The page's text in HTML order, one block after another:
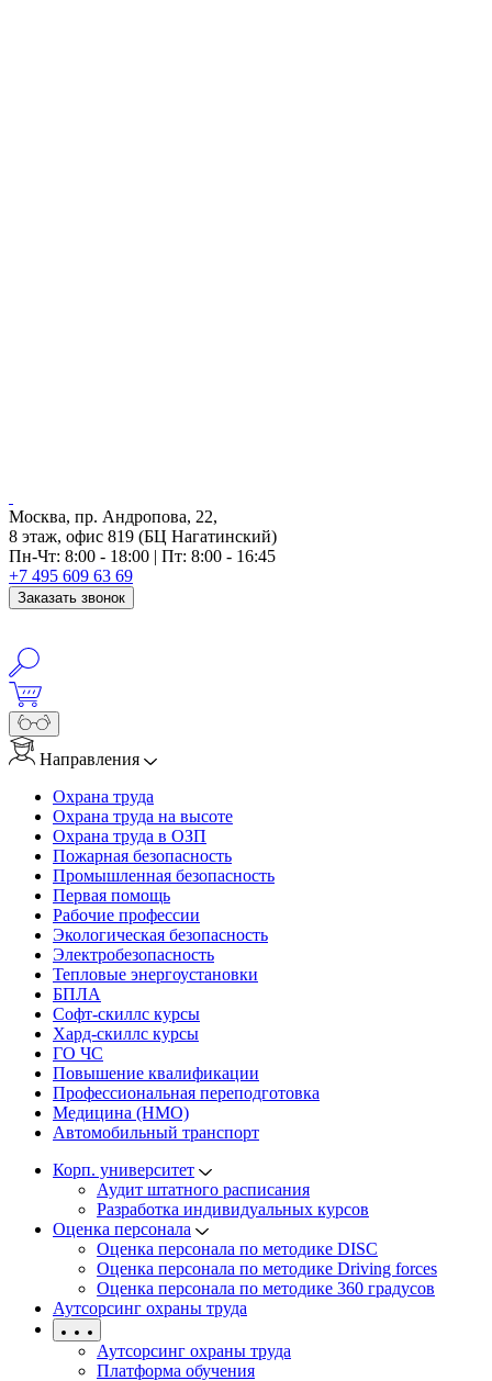
Москва, пр. Андропова, 22,
8 этаж, офис 819 (БЦ Нагатинский)
Пн-Чт: 8:00 - 18:00 | Пт: 8:00 - 16:45
+7 495 609 63 69
Заказать звонок
Направления
Охрана труда
Охрана труда на высоте
Охрана труда в ОЗП
Пожарная безопасность
Промышленная безопасность
Первая помощь
Рабочие профессии
Экологическая безопасность
Электробезопасность
Тепловые энергоустановки
БПЛА
Софт-скиллс курсы
Хард-скиллс курсы
ГО ЧС
Повышение квалификации
Профессиональная переподготовка
Медицина (НМО)
Автомобильный транспорт
Корп. университет
Аудит штатного расписания
Разработка индивидуальных курсов
Оценка персонала
Оценка персонала по методике DISC
Оценка персонала по методике Driving forces
Оценка персонала по методике 360 градусов
Аутсорсинг охраны труда
Аутсорсинг охраны труда
Платформа обучения